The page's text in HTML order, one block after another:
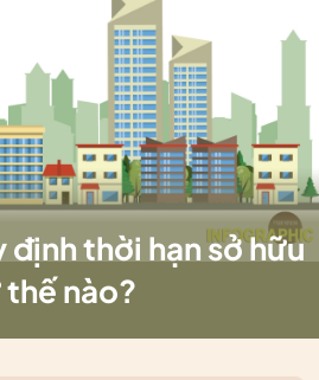
thời hạn sở hữu
nào?